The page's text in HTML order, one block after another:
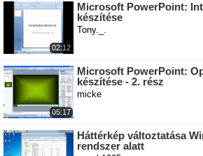
02:12
Microsoft PowerPoint:
készítése
Tony._.
05:17
Microsoft PowerPoint:
készítése - 2. rész
micke
Háttérkép változtatása
rendszer alatt